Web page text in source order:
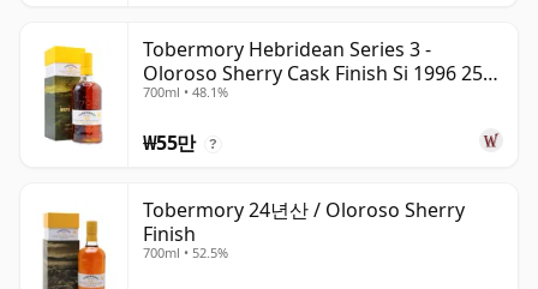
Tobermory Hebridean Series 3 -
Oloroso Sherry Cask Finish Si 1996 25년
산
700ml • 48.1%
₩55만 ?
Tobermory 24년산 / Oloroso Sherry
Finish
700ml • 52.5%